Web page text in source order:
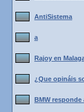
AntiSistema
a
Rajoy en
¿Que opináis
BMW responde